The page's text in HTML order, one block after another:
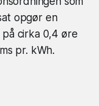
opgør en
cirka 0,4 øre
pr. kWh.